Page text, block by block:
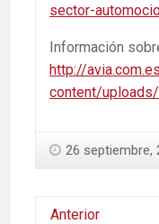
sector-
Información
http://
content/
26 septiembre,
Anterior